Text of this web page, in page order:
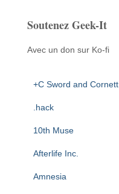
Soutenez Geek-It
Avec un don sur Ko-fi
+C Sword and Cornett
.hack
10th Muse
Afterlife Inc.
Amnesia